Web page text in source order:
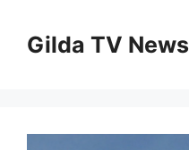
contenuto
Gilda TV News